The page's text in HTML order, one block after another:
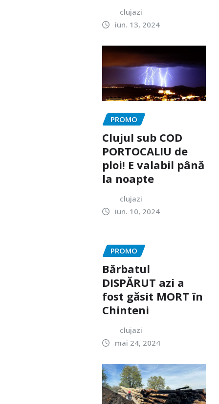
clujazi
iun. 13, 2024
PROMO
Clujul sub COD
PORTOCALIU de
ploi! E valabil până
la noapte
clujazi
iun. 10, 2024
PROMO
Bărbatul
DISPĂRUT azi a
fost găsit MORT în
Chinteni
clujazi
mai 24, 2024